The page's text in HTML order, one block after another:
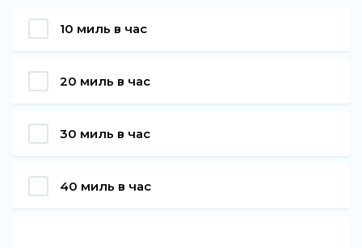
10 миль в час
20 миль в час
30 миль в час
40 миль в час